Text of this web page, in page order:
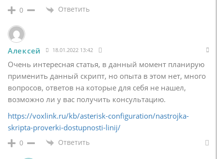
0 Ответить
Алексей 18.01.2022 13:42
Очень интересная статья, в данный момент планирую
применить данный скрипт, но опыта в этом нет, много
вопросов, ответов на которые для себя не нашел,
возможно ли у вас получить консультацию.
https://voxlink.ru/kb/asterisk-configuration/nastrojka-
skripta-proverki-dostupnosti-linij/
0 Ответить